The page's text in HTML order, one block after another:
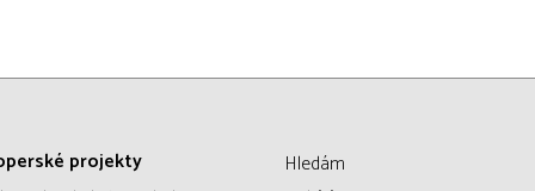
projekty
Hledám